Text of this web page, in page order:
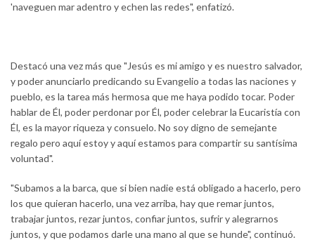
'naveguen mar adentro y echen las redes", enfatizó.
Destacó una vez más que "Jesús es mi amigo y es nuestro salvador,
y poder anunciarlo predicando su Evangelio a todas las naciones y
pueblo, es la tarea más hermosa que me haya podido tocar. Poder
hablar de Él, poder perdonar por Él, poder celebrar la Eucaristía con
Él, es la mayor riqueza y consuelo. No soy digno de semejante
regalo pero aquí estoy y aquí estamos para compartir su santísima
voluntad".
"Subamos a la barca, que si bien nadie está obligado a hacerlo, pero
los que quieran hacerlo, una vez arriba, hay que remar juntos,
trabajar juntos, rezar juntos, confiar juntos, sufrir y alegrarnos
juntos, y que podamos darle una mano al que se hunde", continuó.